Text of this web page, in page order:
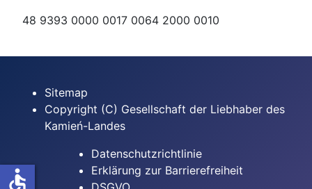
48 9393 0000 0017 0064 2000 0010
Sitemap
Copyright (C) Gesellschaft der Liebhaber des
Kamień-Landes
Datenschutzrichtlinie
Erklärung zur Barrierefreiheit
accessible